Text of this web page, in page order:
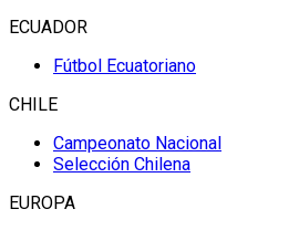
ECUADOR
Fútbol Ecuatoriano
CHILE
Campeonato Nacional
Selección Chilena
EUROPA